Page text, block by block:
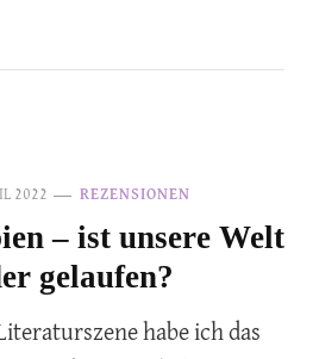
2022 REZENSIONEN
– ist unsere Welt
gelaufen?
habe ich das